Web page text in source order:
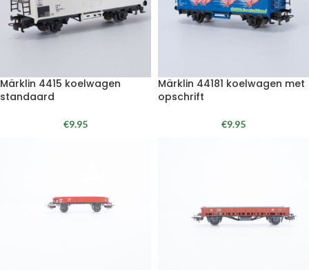
Märklin 4415 koelwagen
standaard
€9.95
Märklin 44181 koelwagen met
opschrift
€9.95